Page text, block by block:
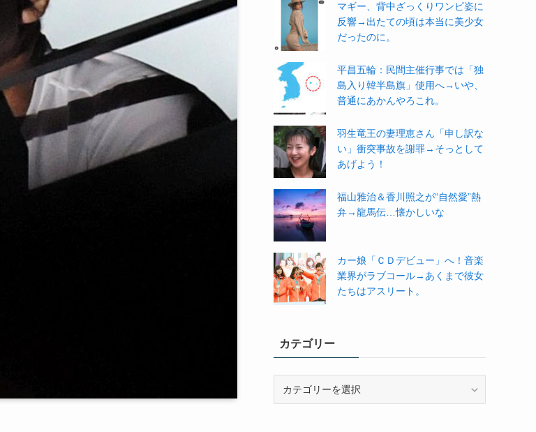
マギー、背中ざっくりワンピ姿に
反響→出たての頃は本当に美少女
だったのに。
平昌五輪：民間主催行事では「独
島入り韓半島旗」使用へ→いや、
普通にあかんやろこれ。
羽生竜王の妻理恵さん「申し訳な
い」衝突事故を謝罪→そっとして
あげよう！
福山雅治＆香川照之が“自然愛”熱
弁→龍馬伝…懐かしいな
カー娘「ＣＤデビュー」へ！音楽
業界がラブコール→あくまで彼女
たちはアスリート。
カテゴリー